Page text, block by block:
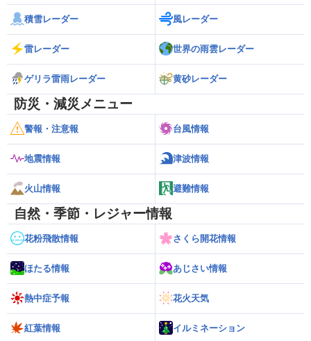
積雪レーダー 風レーダー
雷レーダー 世界の雨雲レーダー
ゲリラ雷雨レーダー 黄砂レーダー
防災・減災メニュー
警報・注意報 台風情報
地震情報 津波情報
火山情報 避難情報
自然・季節・レジャー情報
花粉飛散情報 さくら開花情報
ほたる情報 あじさい情報
熱中症予報 花火天気
紅葉情報 イルミネーション